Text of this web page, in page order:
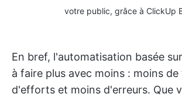
votre public, grâce à ClickUp
En bref, l'automatisation basée
à faire plus avec moins : moins
d'efforts et moins d'erreurs. Que